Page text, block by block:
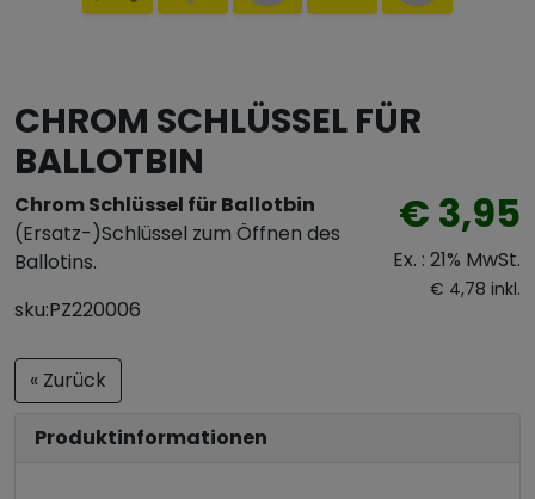
CHROM SCHLÜSSEL FÜR
BALLOTBIN
Chrom Schlüssel für Ballotbin
(Ersatz-)Schlüssel zum Öffnen des
Ballotins.
sku:PZ220006
€ 3,95
Ex. : 21% MwSt.
€ 4,78 inkl.
« Zurück
Produktinformationen